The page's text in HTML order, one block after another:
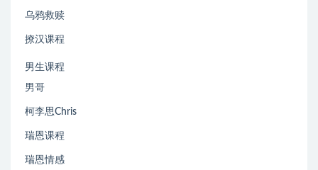
乌鸦救赎
撩汉课程
男生课程
男哥
柯李思Chris
瑞恩课程
瑞恩情感